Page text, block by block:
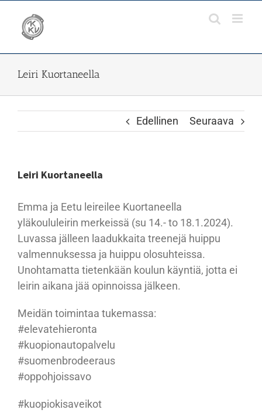
content
Leiri Kuortaneella
Edellinen Seuraava
Leiri Kuortaneella
Emma ja Eetu leireilee Kuortaneella
yläkoululeirin merkeissä (su 14.- to 18.1.2024).
Luvassa jälleen laadukkaita treenejä huippu
valmennuksessa ja huippu olosuhteissa.
Unohtamatta tietenkään koulun käyntiä, jotta ei
leirin aikana jää opinnoissa jälkeen.
Meidän toimintaa tukemassa:
#elevatehieronta
#kuopionautopalvelu
#suomenbrodeeraus
#oppohjoissavo
#kuopiokisaveikot